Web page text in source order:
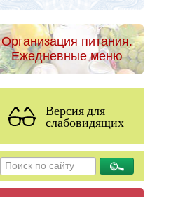
Организация питания.
Ежедневные меню
Версия для
слабовидящих